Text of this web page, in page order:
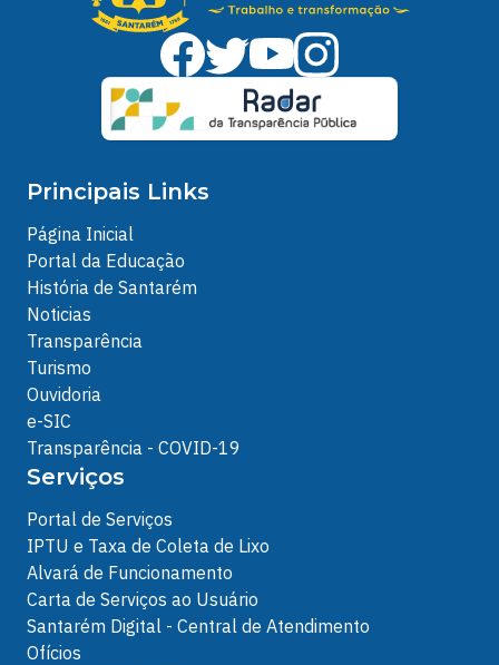
Principais Links
Página Inicial
Portal da Educação
História de Santarém
Noticias
Transparência
Turismo
Ouvidoria
e-SIC
Transparência - COVID-19
Serviços
Portal de Serviços
IPTU e Taxa de Coleta de Lixo
Alvará de Funcionamento
Carta de Serviços ao Usuário
Santarém Digital - Central de Atendimento
Ofícios